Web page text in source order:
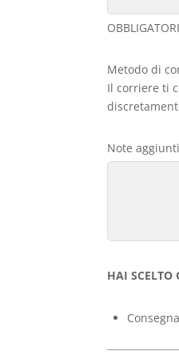
Metodo di
Il corriere ti
Note
HAI SCELTO